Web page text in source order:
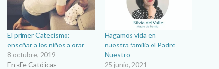
El primer Catecismo:
enseñar a los niños a orar
8 octubre, 2019
En «Fe Católica»
Hagamos vida en
nuestra familia el Padre
Nuestro
25 junio, 2021